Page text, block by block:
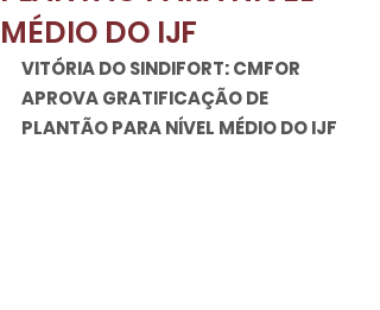
MÉDIO DO IJF
VITÓRIA DO SINDIFORT: CMFOR
APROVA GRATIFICAÇÃO DE
PLANTÃO PARA NÍVEL MÉDIO DO IJF